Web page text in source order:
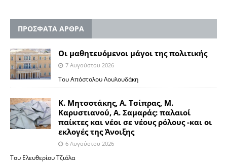
ΠΡΟΣΦΑΤΑ ΑΡΘΡΑ
Οι μαθητευόμενοι μάγοι της πολιτικής
7 Αυγούστου 2026
Του Απόστολου Λουλουδάκη
Κ. Μητσοτάκης, Α. Τσίπρας, Μ.
Καρυστιανού, Α. Σαμαράς: παλαιοί
παίκτες και νέοι σε νέους ρόλους -και οι
εκλογές της Άνοιξης
6 Αυγούστου 2026
Του Ελευθερίου Τζιόλα